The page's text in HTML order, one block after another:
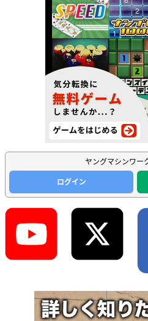
ヤングマシンワー
ログイン